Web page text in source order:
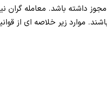
داشته باشد. معامله گران
موارد زیر خلاصه ای از